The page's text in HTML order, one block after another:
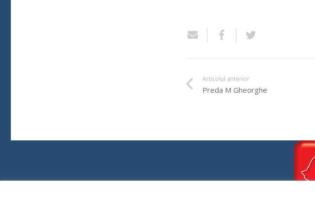
Articolul anterior
Preda M Gheorghe